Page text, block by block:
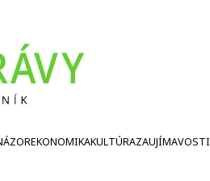
EKONOMIKAKULTÚRAZAUJÍMAVOSTI